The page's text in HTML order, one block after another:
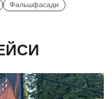
Фальшфасади